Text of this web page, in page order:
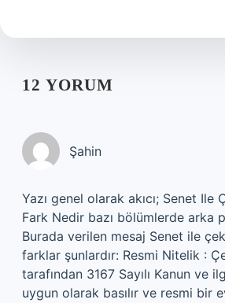
12 YORUM
Şahin
Yazı genel olarak akıcı; Senet Ile
Fark Nedir bazı bölümlerde arka
Burada verilen mesaj Senet ile
farklar şunlardır: Resmi Nitelik :
tarafından 3167 Sayılı Kanun ve
uygun olarak basılır ve resmi bir